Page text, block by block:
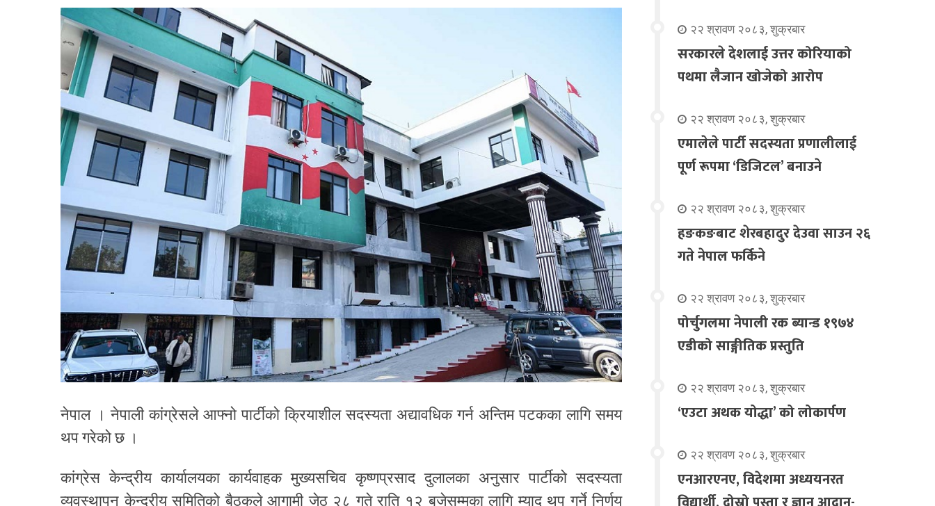
नेपाल । नेपाली कांग्रेसले आफ्नो पार्टीको क्रियाशील सदस्यता अद्यावधिक गर्न अन्तिम पटकका लागि समय
थप गरेको छ ।
कांग्रेस केन्द्रीय कार्यालयका कार्यवाहक मुख्यसचिव कृष्णप्रसाद दुलालका अनुसार पार्टीको सदस्यता
व्यवस्थापन केन्द्रीय समितिको बैठकले आगामी जेठ २८ गते राति १२ बजेसम्मका लागि म्याद थप गर्ने निर्णय
२२ श्रावण २०८३, शुक्रबार
सरकारले देशलाई उत्तर कोरियाको
पथमा लैजान खोजेको आरोप
२२ श्रावण २०८३, शुक्रबार
एमालेले पार्टी सदस्यता प्रणालीलाई
पूर्ण रूपमा ‘डिजिटल’ बनाउने
२२ श्रावण २०८३, शुक्रबार
हङकङबाट शेरबहादुर देउवा साउन २६
गते नेपाल फर्किने
२२ श्रावण २०८३, शुक्रबार
पोर्चुगलमा नेपाली रक ब्यान्ड १९७४
एडीको साङ्गीतिक प्रस्तुति
२२ श्रावण २०८३, शुक्रबार
‘एउटा अथक योद्धा’ को लोकार्पण
२२ श्रावण २०८३, शुक्रबार
एनआरएनए, विदेशमा अध्ययनरत